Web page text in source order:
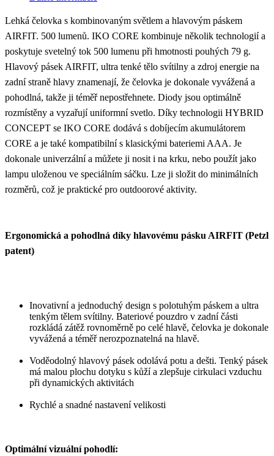
Lehká čelovka s kombinovaným světlem a hlavovým páskem
AIRFIT. 500 lumenů. IKO CORE kombinuje několik technologií a
poskytuje svetelný tok 500 lumenu při hmotnosti pouhých 79 g.
Hlavový pásek AIRFIT, ultra tenké tělo svítilny a zdroj energie na
zadní straně hlavy znamenají, že čelovka je dokonale vyvážená a
pohodlná, takže ji téměř nepostřehnete. Diody jsou optimálně
rozmístěny a vyzařují uniformní svetlo. Díky technologii HYBRID
CONCEPT se IKO CORE dodává s dobíjecím akumulátorem
CORE a je také kompatibilní s klasickými bateriemi AAA. Je
dokonale univerzální a můžete ji nosit i na krku, nebo použít jako
lampu uloženou ve speciálním sáčku. Lze ji složit do minimálních
rozměrů, což je praktické pro outdoorové aktivity.
Ergonomická a pohodlná díky hlavovému pásku AIRFIT (Petzl
patent)
Inovativní a jednoduchý design s polotuhým páskem a ultra
tenkým tělem svítilny. Bateriové pouzdro v zadní části
rozkládá zátěž rovnoměrně po celé hlavě, čelovka je dokonale
vyvážená a téměř nerozpoznatelná na hlavě.
Voděodolný hlavový pásek odolává potu a dešti. Tenký pásek
má malou plochu dotyku s kůží a zlepšuje cirkulaci vzduchu
při dynamických aktivitách
Rychlé a snadné nastavení velikosti
Optimální vizuální pohodlí: